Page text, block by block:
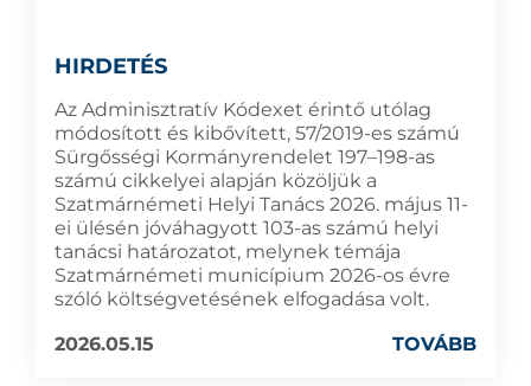
HIRDETÉS
Az Adminisztratív Kódexet érintő utólag
módosított és kibővített, 57/2019-es számú
Sürgősségi Kormányrendelet 197–198-as
számú cikkelyei alapján közöljük a
Szatmárnémeti Helyi Tanács 2026. május 11-
ei ülésén jóváhagyott 103-as számú helyi
tanácsi határozatot, melynek témája
Szatmárnémeti municípium 2026-os évre
szóló költségvetésének elfogadása volt.
2026.05.15
TOVÁBB